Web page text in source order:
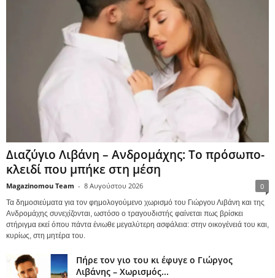
Διαζύγιο Λιβάνη – Ανδρομάχης: Το πρόσωπο-
κλειδί που μπήκε στη μέση
Magazinomou Team - 8 Αυγούστου 2026 0
Τα δημοσιεύματα για τον φημολογούμενο χωρισμό του Γιώργου Λιβάνη και της
Ανδρομάχης συνεχίζονται, ωστόσο ο τραγουδιστής φαίνεται πως βρίσκει
στήριγμα εκεί όπου πάντα ένιωθε μεγαλύτερη ασφάλεια: στην οικογένειά του και,
κυρίως, στη μητέρα του.
Πήρε τον γιο του κι έφυγε ο Γιώργος
Λιβάνης – Χωρισμός...